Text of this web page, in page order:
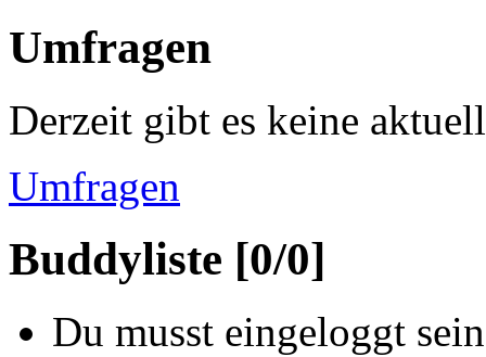
Umfragen
Derzeit gibt es keine
Umfragen
Buddyliste [0/0]
Du musst eingeloggt